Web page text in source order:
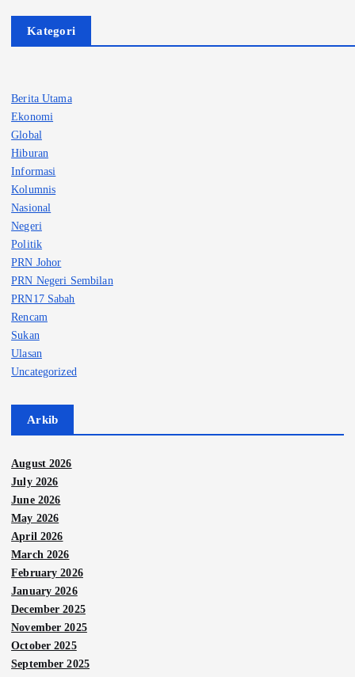
Kategori
Berita Utama
Ekonomi
Global
Hiburan
Informasi
Kolumnis
Nasional
Negeri
Politik
PRN Johor
PRN Negeri Sembilan
PRN17 Sabah
Rencam
Sukan
Ulasan
Uncategorized
Arkib
August 2026
July 2026
June 2026
May 2026
April 2026
March 2026
February 2026
January 2026
December 2025
November 2025
October 2025
September 2025